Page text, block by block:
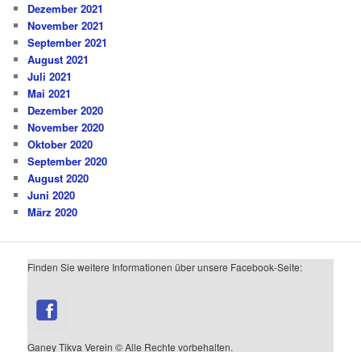
Dezember 2021
November 2021
September 2021
August 2021
Juli 2021
Mai 2021
Dezember 2020
November 2020
Oktober 2020
September 2020
August 2020
Juni 2020
März 2020
Finden Sie weitere Informationen über unsere Facebook-Seite:
Ganey Tikva Verein © Alle Rechte vorbehalten.